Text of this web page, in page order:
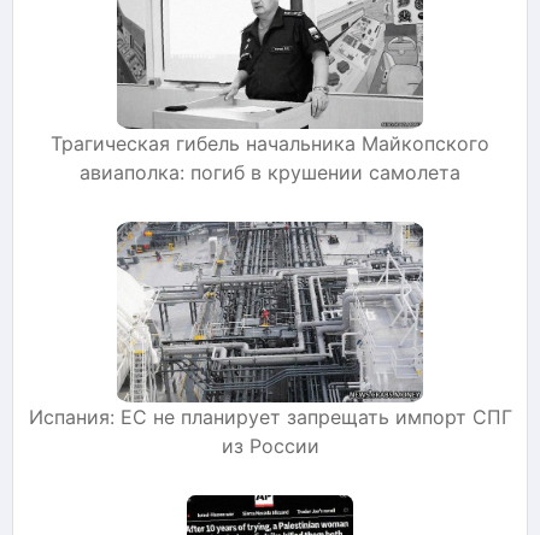
Трагическая гибель начальника Майкопского
авиаполка: погиб в крушении самолета
Испания: ЕС не планирует запрещать импорт СПГ
из России